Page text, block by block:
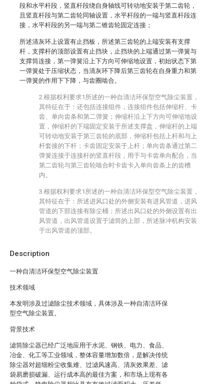
Description
一种自清洁环保型空气除尘装置
技术领域
本发明涉及过滤除尘技术领域，具体涉及一种自清洁环保
型空气除尘装置。
背景技术
滤筒除尘器已经广泛地应用于水泥、钢铁、电力、食品、
冶金、化工等工业领域，整体容量增加数倍，是解决传统
除尘器对超细粉尘收集难、过滤风速高、清灰效果差、滤
袋易磨损破漏、运行成本高的最佳方案，和市场上现有各
段和水平杆段，竖直杆段绕自身轴线可转动地安装于第二齿轮，
且竖直杆段与第二齿轮同轴设置，水平杆段的一端与竖直杆段连
接，水平杆段的另一端与第二锥齿轮固定连接；
所述清灰环上设置有止挡板，所述第三齿轮的上端安装有支撑
杆，支撑杆的顶部设置有止挡块，止挡块的上端通过第一弹簧与
支撑筒连接，第一弹簧沿上下方向可伸缩地设置，初始状态下第
一弹簧处于压缩状态，当清灰环下降后第三齿轮在自身重力和第
一弹簧的作用下下降，与齿圈啮合。
2.根据权利要求1所述的一种自清洁环保型空气除尘装置，
其特征在于：还包括连接组件，连接组件包括伸缩杆、卡
齿、单向齿条和第二弹簧；伸缩杆沿上下方向可伸缩地设
置，伸缩杆的下端固定安装于所述支撑盘，伸缩杆的上端
可转动地安装于第三齿轮的底部，伸缩杆包括上杆和与上
杆套接的下杆；卡齿固定安装于上杆；单向齿条通过第二
弹簧连接于连接杆的竖直杆段，用于与卡齿单向配合，当
第二齿轮与第三齿轮啮合时卡齿卡入单向齿条上的齿槽
内。
3.根据权利要求1所述的一种自清洁环保型空气除尘装置，
其特征在于：所述进风口处的外侧安装有进风管道，进风
管道的下部连接有除尘桶；所述出风口处的外侧设置有出
风管道，出风管道设置于滤筒的上部，所述脉冲机构安装
于出风管道的顶部。